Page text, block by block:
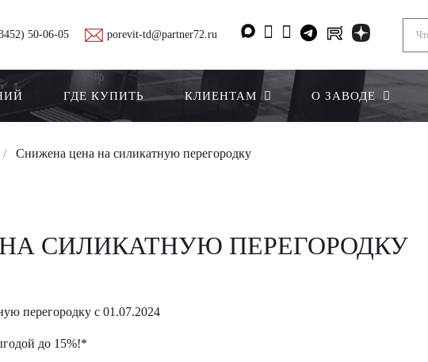
50-06-05 porevit-td@partner72.ru
ГДЕ КУПИТЬ КЛИЕНТАМ О ЗАВОДЕ
Снижена цена на силикатную перегородку
СИЛИКАТНУЮ ПЕРЕГОРОДКУ
перегородку с 01.07.2024
до 15%!*